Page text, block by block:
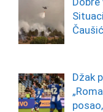
Džak